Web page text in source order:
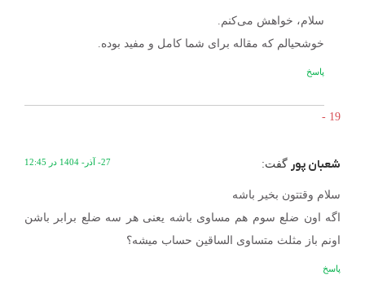
سلام، خواهش می‌کنم.
خوشحیالم که مقاله برای شما کامل و مفید بوده.
پاسخ
شعبان پور گفت: 27- آذر- 1404 در 12:45
سلام وقتتون بخیر باشه
اگه اون ضلع سوم هم مساوی باشه یعنی هر سه ضلع برابر باشن
اونم باز مثلث متساوی الساقین حساب میشه؟
پاسخ